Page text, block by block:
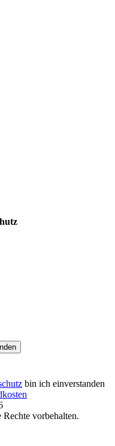
bin ich einverstanden
vorbehalten.